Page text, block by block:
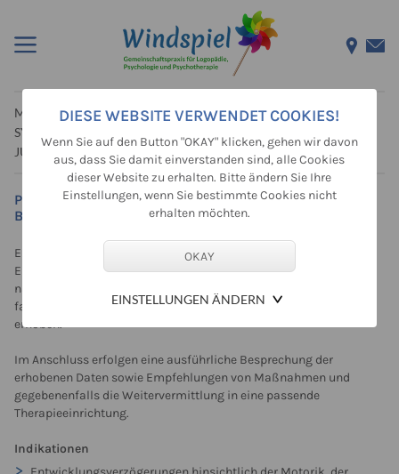
DIESE WEBSITE VERWENDET COOKIES!
Wenn Sie auf den Button "OKAY" klicken, gehen wir davon
aus, dass Sie damit einverstanden sind, alle Cookies
dieser Website zu erhalten. Bitte ändern Sie Ihre
Einstellungen, wenn Sie bestimmte Cookies nicht
erhalten möchten.
EINSTELLUNGEN ÄNDERN
MAG. DANIELA STACHOWITZ|PSYCHODIAGNOSTIK|
SYSTEMISCHE FAMILIENTHERAPIE
JUGENDLICHENTHERAPIE
PSYCHODIAGNOSTIK UND PSYCHOLOGISCHE
BERATUNG
Eine Psychodiagnostische Beratung beinhaltet ein
Erstgespräch und die daraus folgenden Untersuchungen. Je
nach Fragestellung werden kognitive, emotionale sowie
familiäre Bereiche mit Hilfe von standardisierten Testverfahren
erhoben.
Im Anschluss erfolgen eine ausführliche Besprechung der
erhobenen Daten sowie Empfehlungen von Maßnahmen und
gegebenenfalls die Weitervermittlung in eine passende
Therapieeinrichtung.
Indikationen